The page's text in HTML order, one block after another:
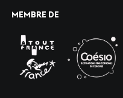
MEMBRE DE